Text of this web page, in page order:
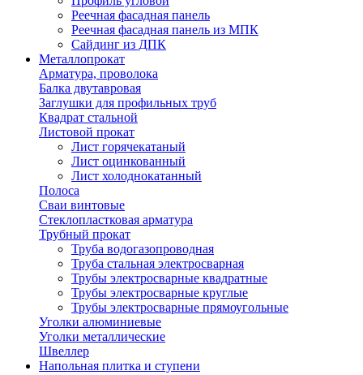
Реечная фасадная панель
Реечная фасадная панель из МПК
Сайдинг из ДПК
Металлопрокат
Арматура, проволока
Балка двутавровая
Заглушки для профильных труб
Квадрат стальной
Листовой прокат
Лист горячекатаный
Лист оцинкованный
Лист холоднокатанный
Полоса
Сваи винтовые
Стеклопластковая арматура
Трубный прокат
Труба водогазопроводная
Труба стальная электросварная
Трубы электросварные квадратные
Трубы электросварные круглые
Трубы электросварные прямоугольные
Уголки алюминиевые
Уголки металлические
Швеллер
Напольная плитка и ступени